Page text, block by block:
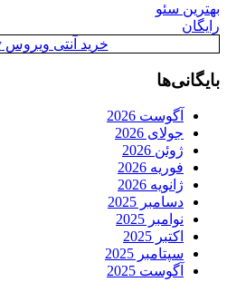
بهترین سئو
رایگان
خرید آنتی ویروس Kaspersky
بایگانی‌ها
آگوست 2026
جولای 2026
ژوئن 2026
فوریه 2026
ژانویه 2026
دسامبر 2025
نوامبر 2025
اکتبر 2025
سپتامبر 2025
آگوست 2025